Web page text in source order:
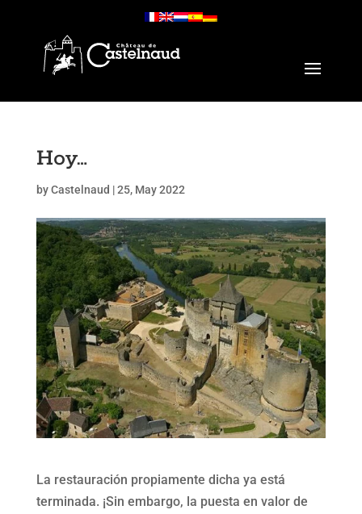
Hoy…
byCastelnaud |25, May 2022
La restauración propiamente dicha ya está
terminada. ¡Sin embargo, la puesta en valor de